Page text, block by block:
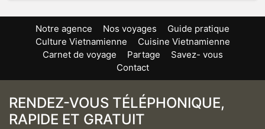
Notre agence Nos voyages
Guide pratique
Culture Vietnamienne
Cuisine Vietnamienne
Carnet de voyage
Partage
Savez- vous
Contact
RENDEZ-VOUS TÉLÉPHONIQUE,
RAPIDE ET GRATUIT